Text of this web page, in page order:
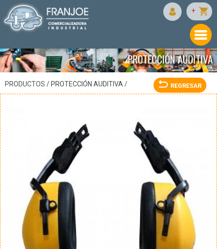
+
PROTECCIÓN AUDITIVA
•
PRODUCTOS / PROTECCIÓN AUDITIVA / REGRESAR